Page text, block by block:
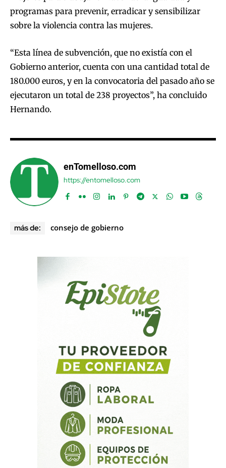
programas para prevenir, erradicar y sensibilizar
sobre la violencia contra las mujeres.
“Esta línea de subvención, que no existía con el
Gobierno anterior, cuenta con una cantidad total de
180.000 euros, y en la convocatoria del pasado año se
ejecutaron un total de 238 proyectos”, ha concluido
Hernando.
enTomelloso.com
https://entomelloso.com
más de: consejo de gobierno